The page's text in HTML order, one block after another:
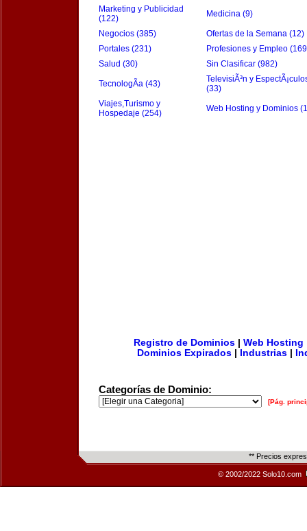
Marketing y Publicidad
(122)
Medicina (9)
Negocios (385)
Ofertas de la Semana (12)
Portales (231)
Profesiones y Empleo
Salud (30)
Sin Clasificar (982)
TecnologÃ­a (43)
TelevisiÃ³n y
(33)
Viajes,Turismo y
Hospedaje (254)
Web Hosting y Dominios
Registro de Dominios| Web Hosting
Dominios Expirados
Industrias
Categorías de Dominio:
[Pág.
** Precios
© 2002/2022 Solo10.com